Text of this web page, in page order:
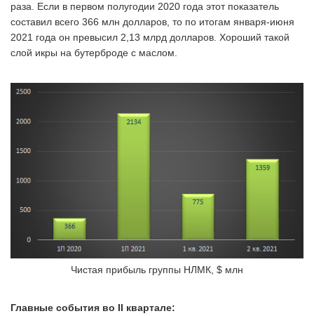
раза. Если в первом полугодии 2020 года этот показатель
составил всего 366 млн долларов, то по итогам января-июня
2021 года он превысил 2,13 млрд долларов. Хороший такой
слой икры на бутерброде с маслом.
Чистая прибыль группы НЛМК, $ млн
Главные события во II квартале: